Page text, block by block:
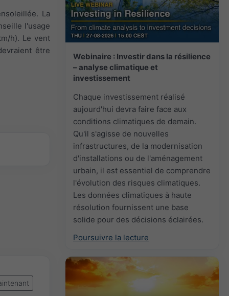
Webinaire : Investir dans la résilience
– analyse climatique et
investissement
Chaque investissement réalisé
aujourd'hui devra faire face aux
conditions climatiques de demain.
Qu'il s'agisse de nouvelles
infrastructures, de la modernisation
d'installations ou de l'aménagement
urbain, il est essentiel de comprendre
l'évolution des risques climatiques.
Les données climatiques à haute
résolution fournissent une base
solide pour des décisions éclairées.
Poursuivre la lecture
La
l'usage
h). Le vent
être